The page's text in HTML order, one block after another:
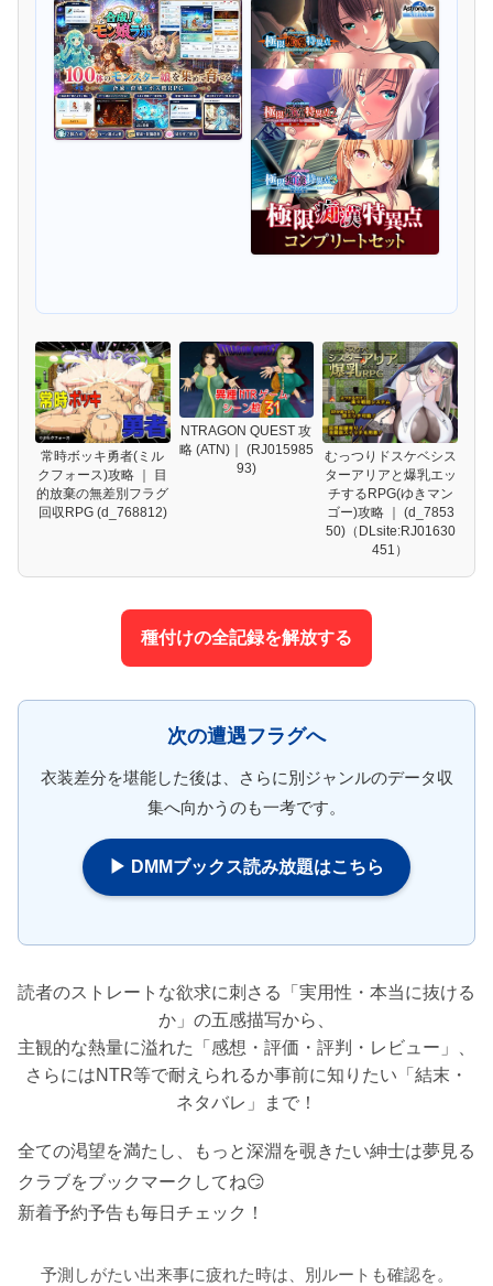
常時ボッキ勇者(ミル
クフォース)攻略 ｜ 目
的放棄の無差別フラグ
回収RPG (d_768812)
NTRAGON QUEST 攻
略 (ATN)｜ (RJ015985
93)
むっつりドスケベシス
ターアリアと爆乳エッ
チするRPG(ゆきマン
ゴー)攻略 ｜ (d_7853
50)（DLsite:RJ01630
451）
種付けの全記録を解放する
次の遭遇フラグへ
衣装差分を堪能した後は、さらに別ジャンルのデータ収
集へ向かうのも一考です。
▶ DMMブックス読み放題はこちら
読者のストレートな欲求に刺さる「実用性・本当に抜ける
か」の五感描写から、
主観的な熱量に溢れた「感想・評価・評判・レビュー」、
さらにはNTR等で耐えられるか事前に知りたい「結末・
ネタバレ」まで！
全ての渇望を満たし、もっと深淵を覗きたい紳士は夢見る
クラブをブックマークしてね😏
新着予約予告も毎日チェック！
予測しがたい出来事に疲れた時は、別ルートも確認を。